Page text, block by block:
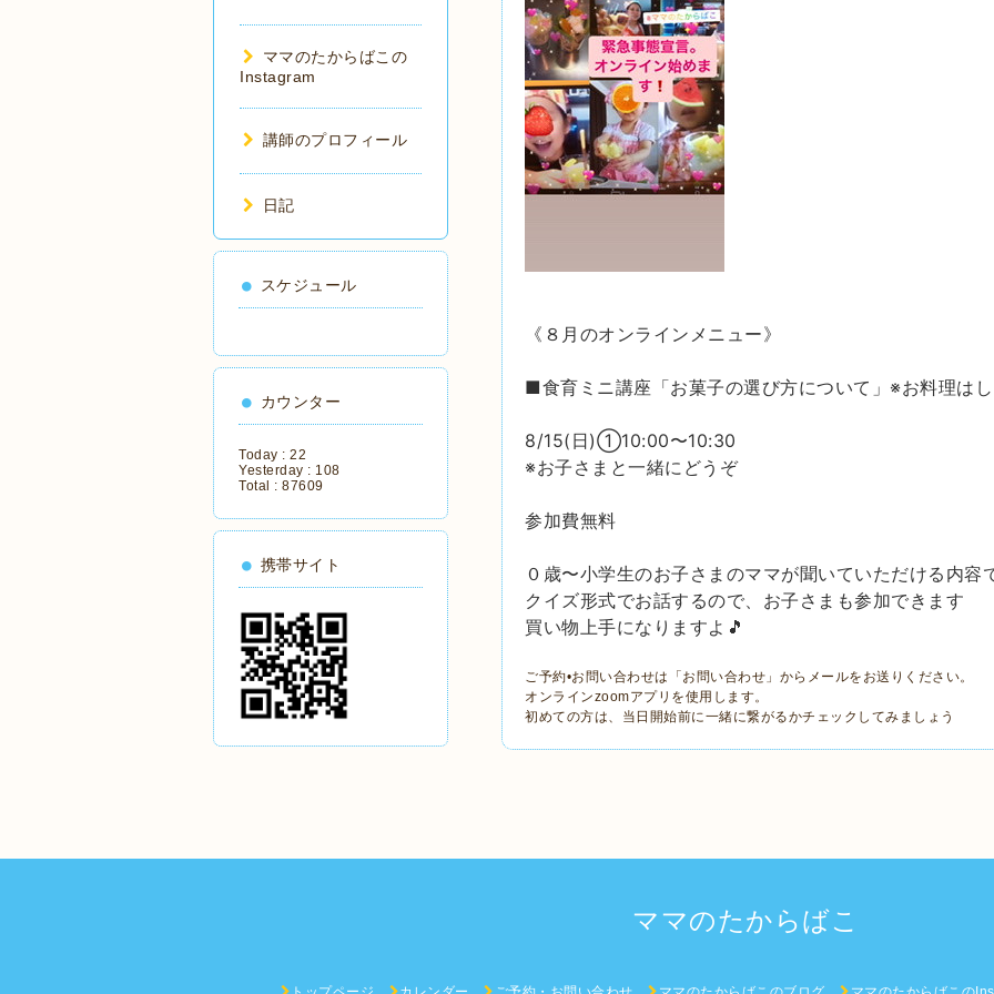
《８月のオンラインメニュー》
■食育ミニ講座「お菓子の選び方について」※お料理は
8/15(日)①10:00〜10:30
※お子さまと一緒にどうぞ
参加費無料
０歳〜小学生のお子さまのママが聞いていただける内容
クイズ形式でお話するので、お子さまも参加できます
買い物上手になりますよ🎵
ご予約•お問い合わせは「お問い合わせ」からメールをお送りください。
オンラインzoomアプリを使用します。
初めての方は、当日開始前に一緒に繋がるかチェックしてみましょう
ママのたからばこの
Instagram
講師のプロフィール
日記
スケジュール
カウンター
Today : 22
Yesterday : 108
Total : 87609
携帯サイト
ママのたからばこ